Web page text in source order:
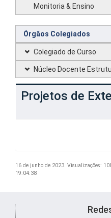
Monitoria & Ensino
Órgãos Colegiados
Colegiado de Curso
Núcleo Docente
Projetos de
16 de junho de 2023. Visualizações:
19:04:38